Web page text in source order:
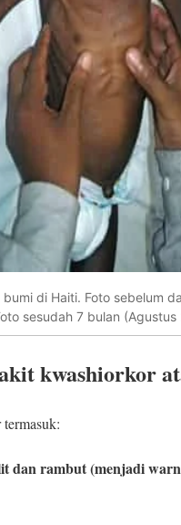
di Haiti. Foto sebelum
sesudah 7 bulan
kwashiorkor
dan rambut (menjadi